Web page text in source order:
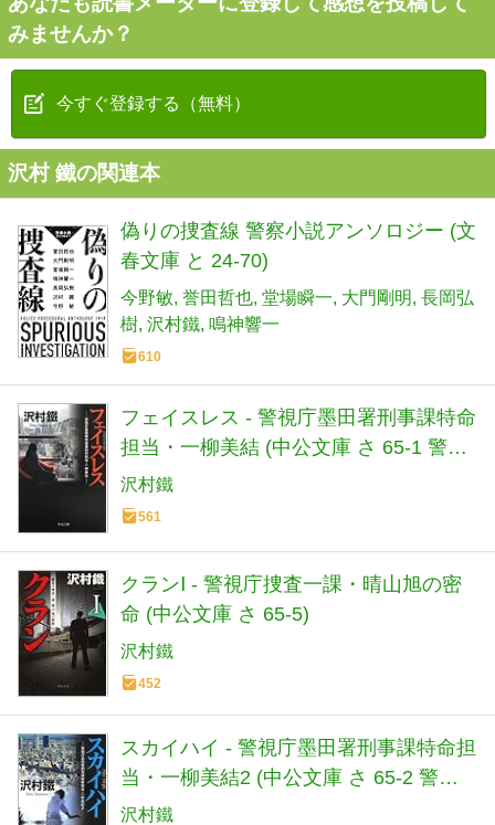
みませんか？
今すぐ登録する（無料）
沢村 鐵の関連本
偽りの捜査線 警察小説アンソロジー (文
春文庫 と 24-70)
今野敏 誉田哲也 堂場瞬一 大門剛明 長岡弘
樹 沢村鐵 鳴神響一
610
フェイスレス - 警視庁墨田署刑事課特命
担当・一柳美結 (中公文庫 さ 65-1 警視
庁墨田署刑事課特命担当・一柳美結)
沢村鐵
561
クランⅠ - 警視庁捜査一課・晴山旭の密
命 (中公文庫 さ 65-5)
沢村鐵
452
スカイハイ - 警視庁墨田署刑事課特命担
当・一柳美結2 (中公文庫 さ 65-2 警視
庁墨田署刑事課特命担当・一柳美結 2)
沢村鐵